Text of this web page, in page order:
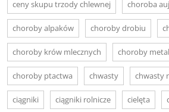
ceny skupu trzody chlewnej choroba
choroby alpaków choroby drobiu
choroby krów mlecznych choroby
choroby ptactwa chwasty chwasty
ciągniki ciągniki rolnicze cielęta